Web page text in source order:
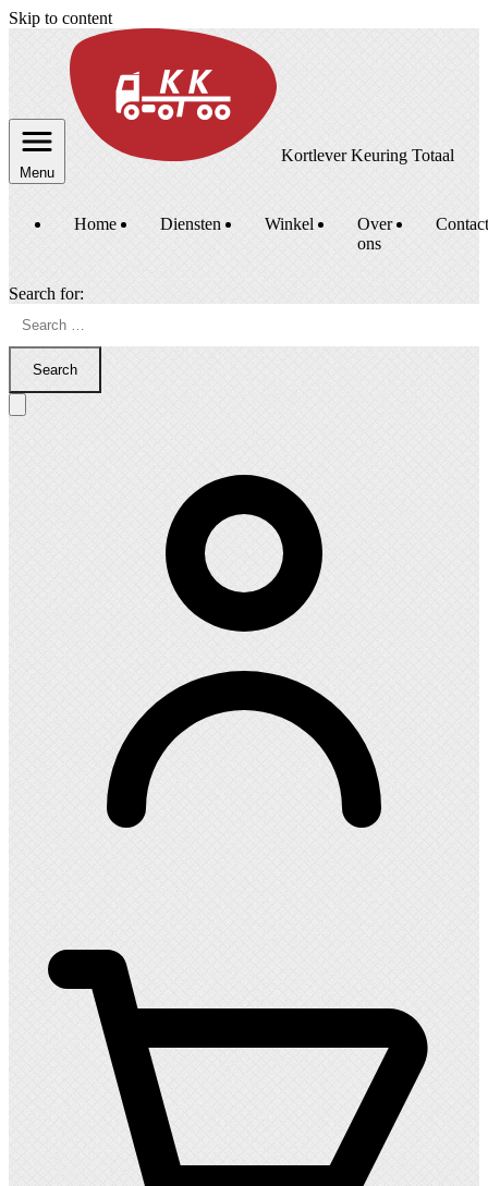
Skip to content
Menu
Kortlever Keuring Totaal
Home Diensten Winkel
Over
ons
Contact
Search for:
Search